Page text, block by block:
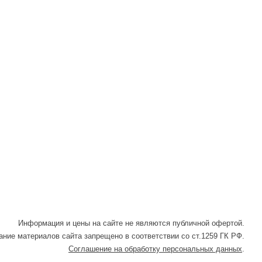
Информация и цены на сайте не являются публичной офертой.
материалов сайта запрещено в соответствии со ст.1259 ГК РФ.
Соглашение на обработку персональных данных.